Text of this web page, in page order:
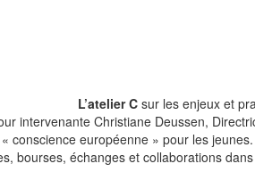
L’atelier C sur les enjeux et
intervenante Christiane Deussen,
« conscience européenne » pour les
bourses, échanges et collaborations